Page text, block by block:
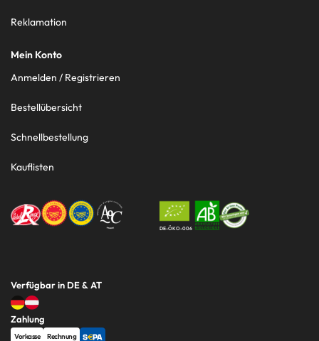
Reklamation
Mein Konto
Anmelden / Registrieren
Bestellübersicht
Schnellbestellung
Kauflisten
DE-ÖKO-006
Verfügbar in DE & AT
Zahlung
Vorkasse Rechnung